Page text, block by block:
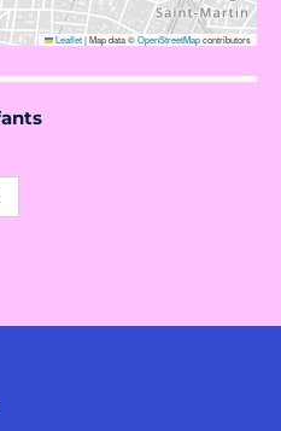
Leaflet|Map data ©OpenStreetMapcontributors